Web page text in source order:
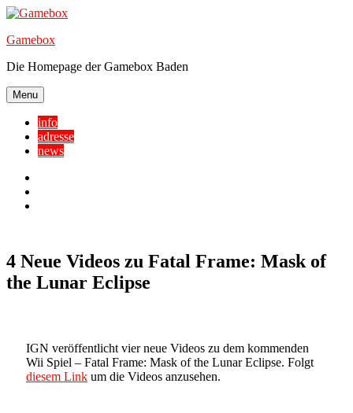
Skip
content
Gamebox
Die Homepage der Gamebox Baden
Menu
info
adresse
news
4 Neue Videos zu Fatal Frame: Mask of
the Lunar Eclipse
IGN veröffentlicht vier neue Videos zu dem kommenden
Wii Spiel – Fatal Frame: Mask of the Lunar Eclipse. Folgt
diesem Link um die Videos anzusehen.